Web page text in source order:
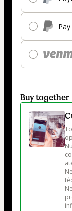
Buy together